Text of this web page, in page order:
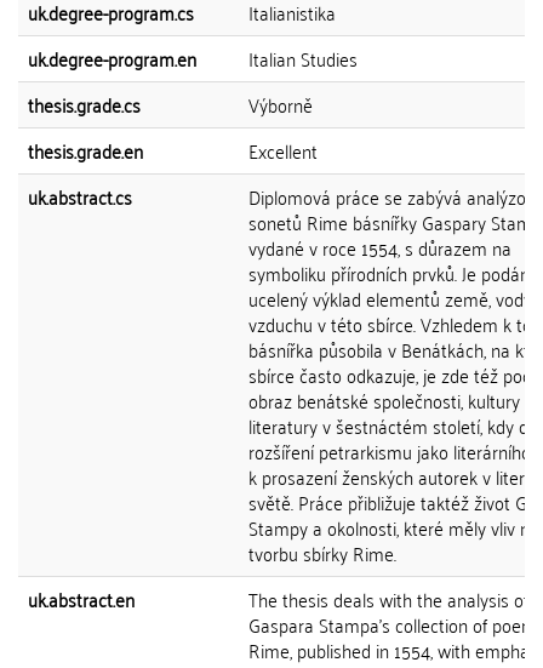
uk.degree-program.cs
Italianistika
uk.degree-program.en
Italian Studies
thesis.grade.cs
Výborně
thesis.grade.en
Excellent
uk.abstract.cs
Diplomová práce se zabývá analýzou
sonetů Rime básnířky Gaspary
vydané v roce 1554, s důrazem na
symboliku přírodních prvků. Je podán
ucelený výklad elementů země, vody,
vzduchu v této sbírce. Vzhledem k
básnířka působila v Benátkách, na
sbírce často odkazuje, je zde též
obraz benátské společnosti, kultury a
literatury v šestnáctém století, kdy
rozšíření petrarkismu jako literárního
k prosazení ženských autorek v
světě. Práce přibližuje taktéž život
Stampy a okolnosti, které měly vliv na
tvorbu sbírky Rime.
uk.abstract.en
The thesis deals with the analysis of
Gaspara Stampa's collection of
Rime, published in 1554, with